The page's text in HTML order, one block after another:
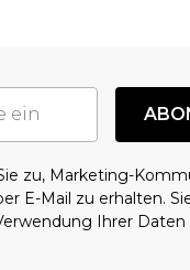
zu, Marketing-
E-Mail zu erhalten.
Ihrer